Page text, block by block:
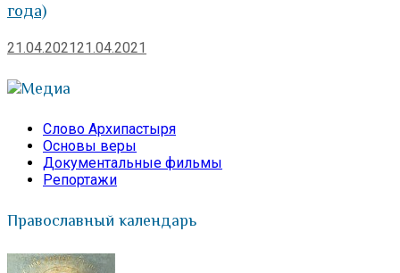
года)
21.04.202121.04.2021
Медиа
Слово Архипастыря
Основы веры
Документальные фильмы
Репортажи
Православный календарь